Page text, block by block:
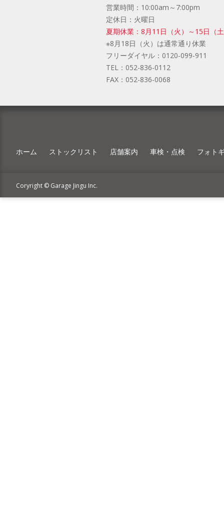
営業時間：10:00am～7:00pm
定休日：火曜日
夏期休業：8月11日（火）～15日（
※8月18日（火）は通常通り休業
フリーダイヤル： 0120-099-911
TEL： 052-836-0112
FAX： 052-836-0068
ホーム ストックリスト 店舗案内 車検・点検 フォト
Coryright © Garage Jingu Inc.